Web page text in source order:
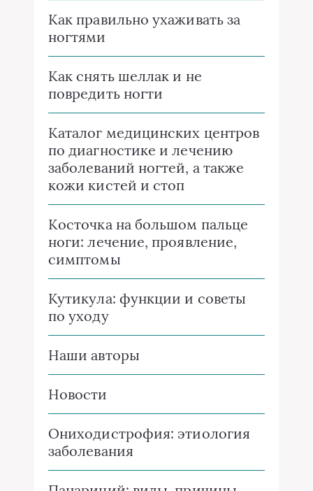
Как правильно ухаживать за
ногтями
Как снять шеллак и не
повредить ногти
Каталог медицинских центров
по диагностике и лечению
заболеваний ногтей, а также
кожи кистей и стоп
Косточка на большом пальце
ноги: лечение, проявление,
симптомы
Кутикула: функции и советы
по уходу
Наши авторы
Новости
Ониходистрофия: этиология
заболевания